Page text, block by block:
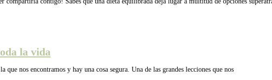
la vida
que nos encontramos y hay una cosa segura. Una de las grandes lecciones que nos